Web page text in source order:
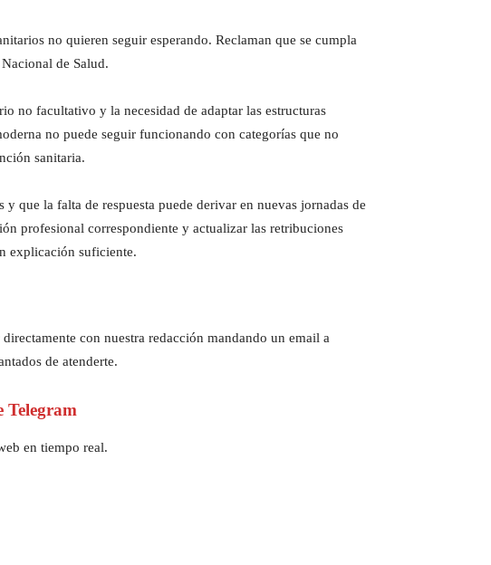
no quieren seguir esperando. Reclaman que se cumpla
de Salud.
no facultativo y la necesidad de adaptar las estructuras
no puede seguir funcionando con categorías que no
sanitaria.
que la falta de respuesta puede derivar en nuevas jornadas de
profesional correspondiente y actualizar las retribuciones
explicación suficiente.
con nuestra redacción mandando un email a
de atenderte.
Telegram
en tiempo real.